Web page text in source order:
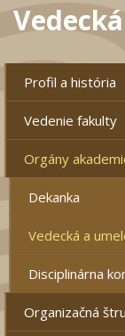
Profil a história
Vedenie fakulty
Orgány
Dekanka
Vedecká a
Disciplinárna
Organizačná